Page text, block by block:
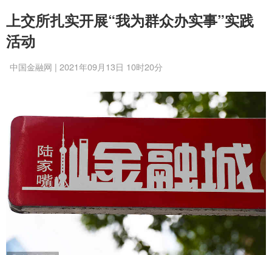
上交所扎实开展“我为群众办实事”实践
活动
中国金融网 | 2021年09月13日 10时20分